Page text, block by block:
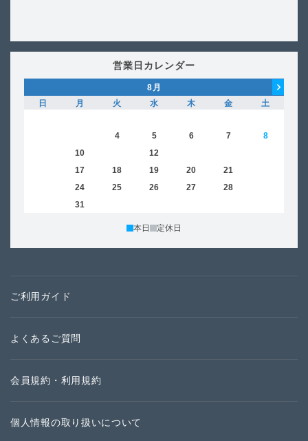
営業日カレンダー
8 月
日
月 火 水 木 金
土
4 5 6 7
8
10 12
17 18 19 20 21
24 25 26 27 28
31
本日 定休日
ご利用ガイド
よくあるご質問
会員規約・利用規約
個人情報の取り扱いについて